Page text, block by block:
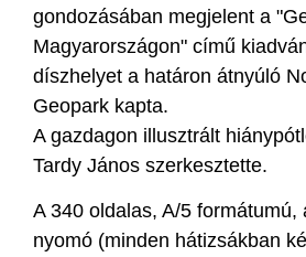
gondozásában megjelent a
Magyarországon" című
díszhelyet a határon átnyúló
Geopark kapta.
A gazdagon illusztrált
Tardy János szerkesztette.
A 340 oldalas, A/5 formátumú,
nyomó (minden hátizsákban